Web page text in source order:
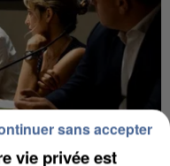
vie privée est
sans accepter